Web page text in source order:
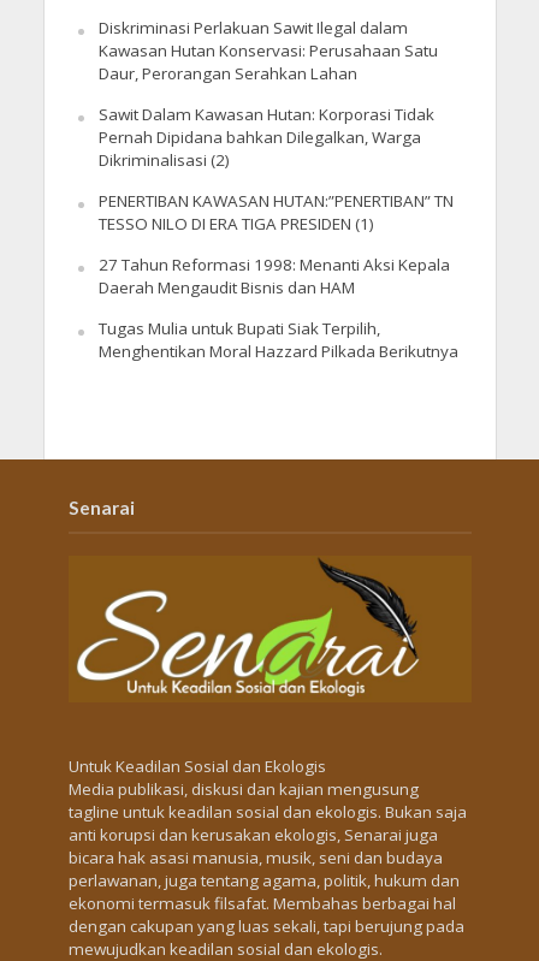
Diskriminasi Perlakuan Sawit Ilegal dalam
Kawasan Hutan Konservasi: Perusahaan Satu
Daur, Perorangan Serahkan Lahan
Sawit Dalam Kawasan Hutan: Korporasi Tidak
Pernah Dipidana bahkan Dilegalkan, Warga
Dikriminalisasi (2)
PENERTIBAN KAWASAN HUTAN:”PENERTIBAN” TN
TESSO NILO DI ERA TIGA PRESIDEN (1)
27 Tahun Reformasi 1998: Menanti Aksi Kepala
Daerah Mengaudit Bisnis dan HAM
Tugas Mulia untuk Bupati Siak Terpilih,
Menghentikan Moral Hazzard Pilkada Berikutnya
Senarai
Untuk Keadilan Sosial dan Ekologis
Media publikasi, diskusi dan kajian mengusung
tagline untuk keadilan sosial dan ekologis. Bukan saja
anti korupsi dan kerusakan ekologis, Senarai juga
bicara hak asasi manusia, musik, seni dan budaya
perlawanan, juga tentang agama, politik, hukum dan
ekonomi termasuk filsafat. Membahas berbagai hal
dengan cakupan yang luas sekali, tapi berujung pada
mewujudkan keadilan sosial dan ekologis.